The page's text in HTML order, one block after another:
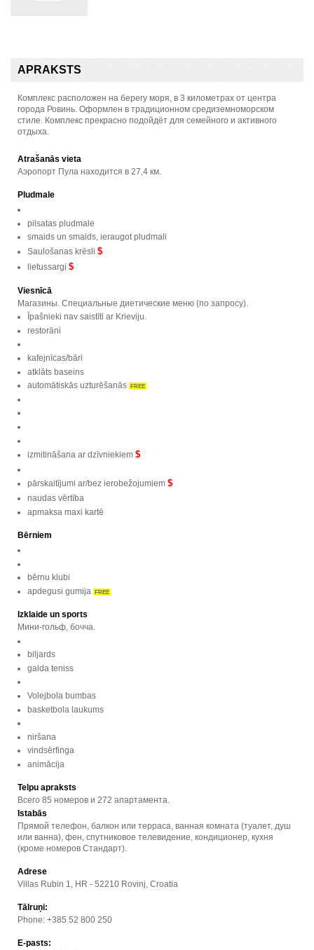
APRAKSTS
Комплекс расположен на берегу моря, в 3 километрах от центра
города Ровинь. Оформлен в традиционном средиземноморском
стиле. Комплекс прекрасно подойдёт для семейного и активного
отдыха.
Atrašanās vieta
Аэропорт Пула находится в 27,4 км.
Pludmale
pilsatas pludmale
smaids un smaids, ieraugot pludmali
Saulošanas krēsli $
lietussargi $
Viesnīcā
Магазины. Специальные диетические меню (по запросу).
Īpašnieki nav saistīti ar Krieviju.
restorāni
kafejnīcas/bāri
atklāts baseins
automātiskās uzturēšanās FREE
izmitināšana ar dzīvniekiem $
pārskaitījumi ar/bez ierobežojumiem $
naudas vērtība
apmaksa maxi kartē
Bērniem
bērnu klubi
apdegusi gumija FREE
Izklaide un sports
Мини-гольф, бочча.
biljards
galda teniss
Volejbola bumbas
basketbola laukums
niršana
vindsērfinga
animācija
Telpu apraksts
Всего 85 номеров и 272 апартамента.
Istabās
Прямой телефон, балкон или терраса, ванная комната (туалет, душ
или ванна), фен, спутниковое телевидение, кондиционер, кухня
(кроме номеров Стандарт).
Adrese
Villas Rubin 1, HR - 52210 Rovinj, Croatia
Tālruņi:
Phone: +385 52 800 250
E-pasts: